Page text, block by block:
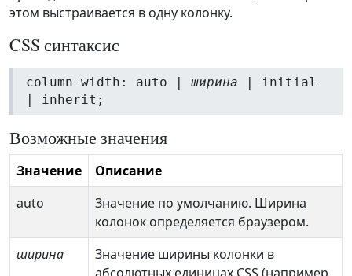
этом выстраивается в одну колонку.
CSS синтаксис
column-width: auto | ширина | initial
| inherit;
Возможные значения
Значение
Описание
auto
Значение по умолчанию. Ширина
колонок определяется браузером.
ширина
Значение ширины колонки в